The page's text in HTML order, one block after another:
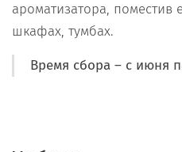
ароматизатора, поместив
шкафах, тумбах.
Время сбора – с июня